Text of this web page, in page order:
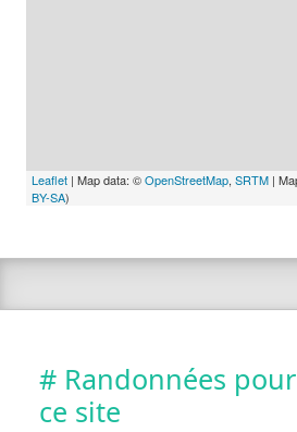
Leaflet | Map data: ©OpenStreetMap, SRTM |
BY-SA)
# Randonnées
ce site